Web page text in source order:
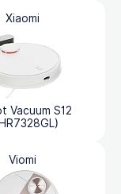
Xiaomi
Vacuum S12
Viomi